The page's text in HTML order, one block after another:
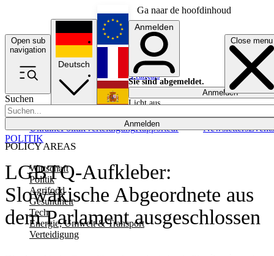
Ga naar de hoofdinhoud
Open sub
navigation
Close menu
Suchen
Anmelden
POLICY AREAS
Wirtschaft
Politik
Agrifood
Gesundheit
Tech
Energie, Umwelt & Transport
Verteidigung
UkrainePolitikVerteidigungRapporteur NewslettersEvents
Deutsch
English
Français
Anmelden
Sie sind abgemeldet.
Anmelden
Licht aus
LGBTQ-Aufkleber:
Slowakische Abgeordnete aus
dem Parlament ausgeschlossen
POLITIK